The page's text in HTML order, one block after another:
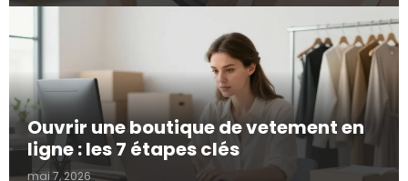
Ouvrir une boutique de vetement en
ligne : les 7 étapes clés
mai 7, 2026